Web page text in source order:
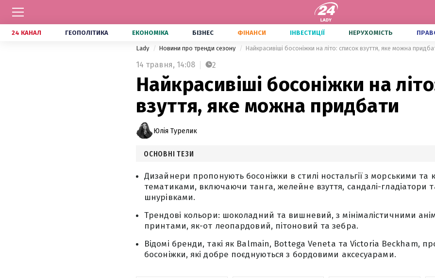
24 КАНАЛ ГЕОПОЛІТИКА ЕКОНОМІКА БІЗНЕС ФІНАНСИ ІНВЕСТИЦІЇ НЕРУХОМІСТЬ
Lady Новини про тренди сезону Найкрасивіші босоніжки на літо: список взуття, яке можна
14 травня, 14:08 2
Найкрасивіші босоніжки на
взуття, яке можна придбати
Юлія Турелик
ОСНОВНІ ТЕЗИ
Дизайнери пропонують босоніжки в стилі ностальгії з морськими та
тематиками, включаючи танга, желейне взуття, сандалі-гладіатори
шнурівками.
Трендові кольори: шоколадний та вишневий, з мінімалістичними
принтами, як-от леопардовий, пітоновий та зебра.
Відомі бренди, такі як Balmain, Bottega Veneta та Victoria Beckham,
босоніжки, які добре поєднуються з бордовими аксесуарами.